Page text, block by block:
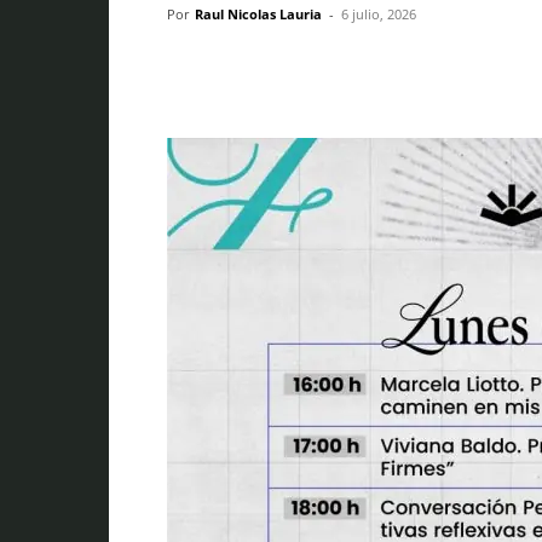
Por Raul Nicolas Lauria - 6 julio, 2026